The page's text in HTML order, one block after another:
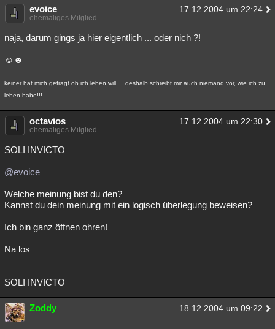
evoice 17.12.2004 um 22:24
ehemaliges Mitglied
naja, darum gings ja hier eigentlich ... oder nich ?!
☺☻
keiner hat mich gefragt ob ich leben will ... deshalb schreibt mir auch niemand vor, wie ich zu
leben habe!!!
octavios 17.12.2004 um 22:30
ehemaliges Mitglied
SOLI INVICTO
@evoice
Welche meinung bist du den?
Kannst du dein meinung mit ein logisch überlegung beweisen?
Ich bin ganz öffnen ohren!
Na los
SOLI INVICTO
Zoddy 18.12.2004 um 09:22